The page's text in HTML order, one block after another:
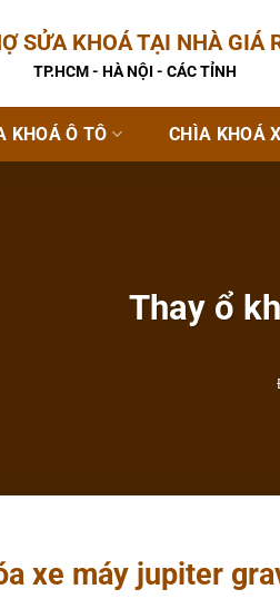
SỬA KHOÁ TẠI NHÀ GIÁ
TP.HCM - HÀ NỘI - CÁC TỈNH
KHOÁ Ô TÔ CHÌA KHOÁ
Thay ổ
xe máy jupiter